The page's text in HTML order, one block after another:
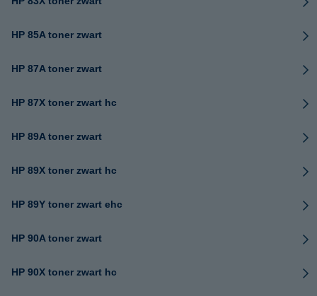
HP 85A toner zwart
HP 87A toner zwart
HP 87X toner zwart hc
HP 89A toner zwart
HP 89X toner zwart hc
HP 89Y toner zwart ehc
HP 90A toner zwart
HP 90X toner zwart hc